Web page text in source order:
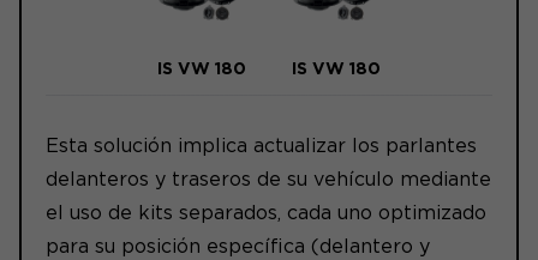
IS VW 180 IS VW 180
Esta solución implica actualizar los parlantes
delanteros y traseros de su vehículo mediante
el uso de kits separados, cada uno optimizado
para su posición específica (delantero y